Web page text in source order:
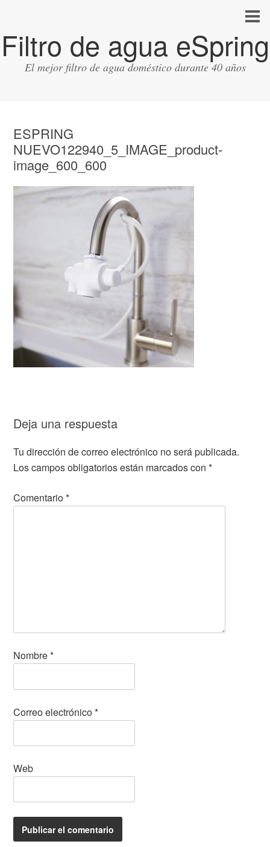
Filtro de agua eSpring
El mejor filtro de agua doméstico durante 40 años
ESPRING
NUEVO122940_5_IMAGE_product-
image_600_600
Deja una respuesta
Tu dirección de correo electrónico no será publicada.
Los campos obligatorios están marcados con*
Comentario*
Nombre*
Correo electrónico*
Web